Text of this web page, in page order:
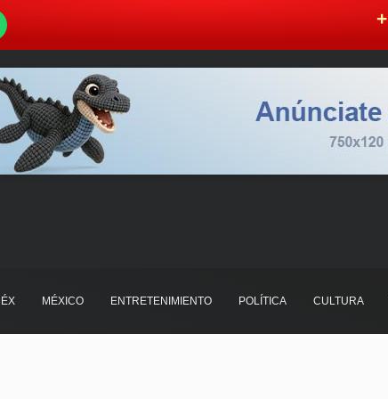
+
MÉXICO ENTRETENIMIENTO POLÍTICA CULTURA